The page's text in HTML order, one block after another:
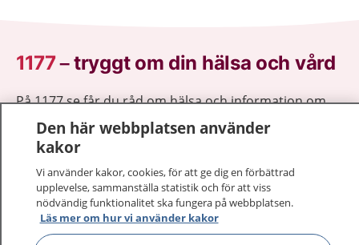
1177–tryggt om din hälsa och vård
På 1177.se får du råd om hälsa och information om
sjukdomar och vilka mottagningar du kan kontakta.
Logga in för att läsa din journal och göra dina
vårdärenden. Ring telefonnummer 1177 för
sjukvårdsrådgivning dygnet runt.
1177 ger dig råd när du vill må bättre.
Den här webbplatsen använder
kakor
Vi använder kakor, cookies, för att ge dig en förbättrad
upplevelse, sammanställa statistik och för att viss
nödvändig funktionalitet ska fungera på webbplatsen.
Läs mer om hur vi använder kakor